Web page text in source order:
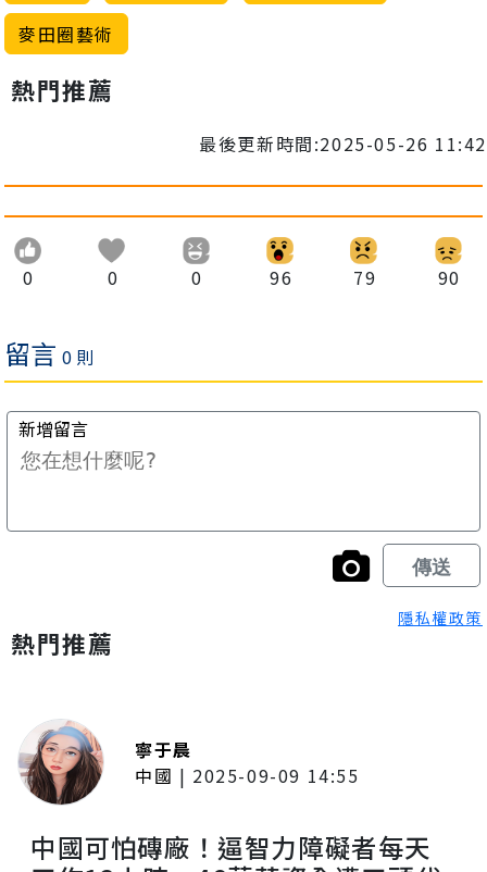
麥田圈藝術
熱門推薦
最後更新時間:2025-05-26 11:42
0 0 0 96 79 90
隱私權政策
熱門推薦
寧于晨
中國 | 2025-09-09 14:55
中國可怕磚廠！逼智力障礙者每天